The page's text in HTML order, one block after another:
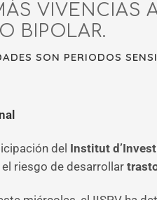
VIVENCIAS
BIPOLAR.
SON PERIODOS
del Institut
riesgo de desarrollar